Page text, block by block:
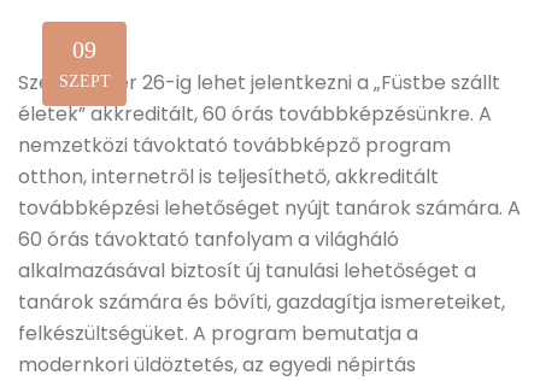
09
SZEPT
Szeptember 26-ig lehet jelentkezni a „Füstbe szállt
életek” akkreditált, 60 órás továbbképzésünkre. A
nemzetközi távoktató továbbképző program
otthon, internetről is teljesíthető, akkreditált
továbbképzési lehetőséget nyújt tanárok számára. A
60 órás távoktató tanfolyam a világháló
alkalmazásával biztosít új tanulási lehetőséget a
tanárok számára és bővíti, gazdagítja ismereteiket,
felkészültségüket. A program bemutatja a
modernkori üldöztetés, az egyedi népirtás